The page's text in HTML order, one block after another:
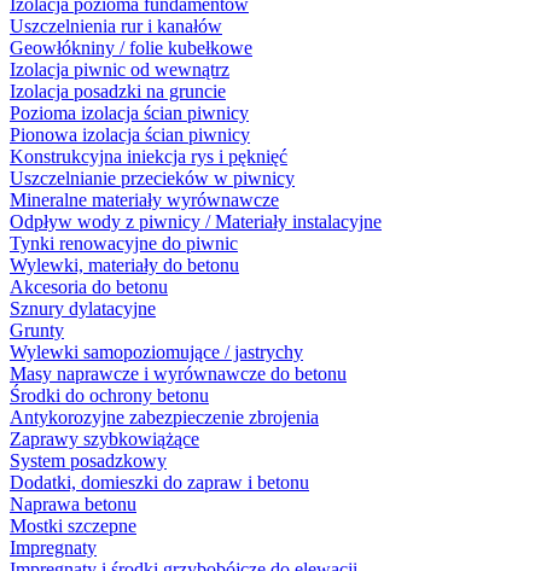
Izolacja pozioma fundamentów
Uszczelnienia rur i kanałów
Geowłókniny / folie kubełkowe
Izolacja piwnic od wewnątrz
Izolacja posadzki na gruncie
Pozioma izolacja ścian piwnicy
Pionowa izolacja ścian piwnicy
Konstrukcyjna iniekcja rys i pęknięć
Uszczelnianie przecieków w piwnicy
Mineralne materiały wyrównawcze
Odpływ wody z piwnicy / Materiały instalacyjne
Tynki renowacyjne do piwnic
Wylewki, materiały do betonu
Akcesoria do betonu
Sznury dylatacyjne
Grunty
Wylewki samopoziomujące / jastrychy
Masy naprawcze i wyrównawcze do betonu
Środki do ochrony betonu
Antykorozyjne zabezpieczenie zbrojenia
Zaprawy szybkowiążące
System posadzkowy
Dodatki, domieszki do zapraw i betonu
Naprawa betonu
Mostki szczepne
Impregnaty